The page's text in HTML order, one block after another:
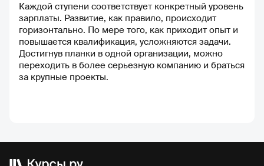
Каждой ступени соответствует конкретный уровень
зарплаты. Развитие, как правило, происходит
горизонтально. По мере того, как приходит опыт и
повышается квалификация, усложняются задачи.
Достигнув планки в одной организации, можно
переходить в более серьезную компанию и браться
за крупные проекты.